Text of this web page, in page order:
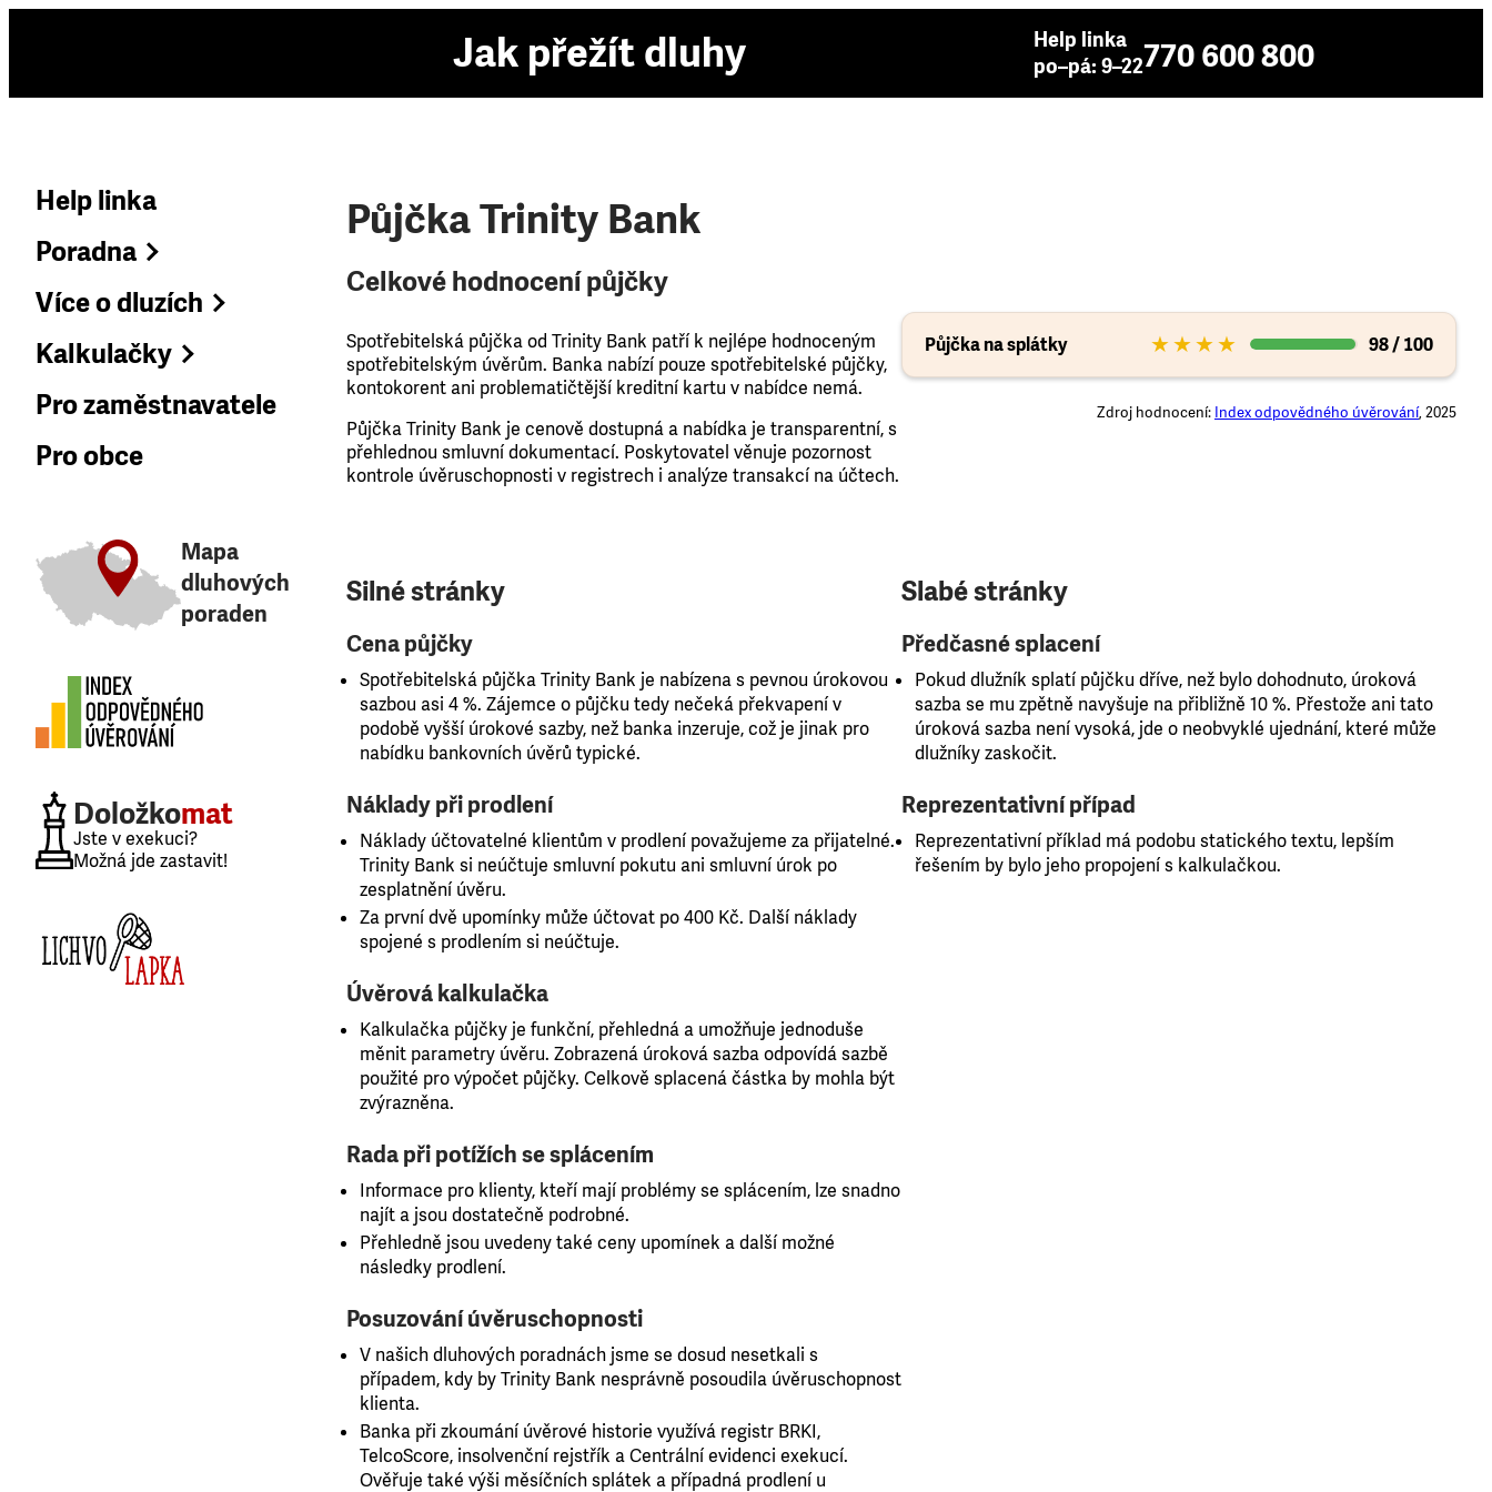
Jak přežít dluhy
Help linka
po–pá: 9–22770 600 800
Help linka
Poradna
Více o dluzích
Kalkulačky
Pro zaměstnavatele
Pro obce
Mapa
dluhových
poraden
Doložkomat
Jste v exekuci?
Možná jde zastavit!
Půjčka Trinity Bank
Celkové hodnocení půjčky
Spotřebitelská půjčka od Trinity Bank patří k nejlépe hodnoceným
spotřebitelským úvěrům. Banka nabízí pouze spotřebitelské půjčky,
kontokorent ani problematičtější kreditní kartu v nabídce nemá.
Půjčka Trinity Bank je cenově dostupná a nabídka je transparentní, s
přehlednou smluvní dokumentací. Poskytovatel věnuje pozornost
kontrole úvěruschopnosti v registrech i analýze transakcí na účtech.
Půjčka na splátky ★★★★ 98 / 100
Zdroj hodnocení: Index odpovědného úvěrování, 2025
Silné stránky
Cena půjčky
Spotřebitelská půjčka Trinity Bank je nabízena s pevnou úrokovou
sazbou asi 4 %. Zájemce o půjčku tedy nečeká překvapení v
podobě vyšší úrokové sazby, než banka inzeruje, což je jinak pro
nabídku bankovních úvěrů typické.
Náklady při prodlení
Náklady účtovatelné klientům v prodlení považujeme za přijatelné.
Trinity Bank si neúčtuje smluvní pokutu ani smluvní úrok po
zesplatnění úvěru.
Za první dvě upomínky může účtovat po 400 Kč. Další náklady
spojené s prodlením si neúčtuje.
Úvěrová kalkulačka
Kalkulačka půjčky je funkční, přehledná a umožňuje jednoduše
měnit parametry úvěru. Zobrazená úroková sazba odpovídá sazbě
použité pro výpočet půjčky. Celkově splacená částka by mohla být
zvýrazněna.
Rada při potížích se splácením
Informace pro klienty, kteří mají problémy se splácením, lze snadno
najít a jsou dostatečně podrobné.
Přehledně jsou uvedeny také ceny upomínek a další možné
následky prodlení.
Posuzování úvěruschopnosti
V našich dluhových poradnách jsme se dosud nesetkali s
případem, kdy by Trinity Bank nesprávně posoudila úvěruschopnost
klienta.
Banka při zkoumání úvěrové historie využívá registr BRKI,
TelcoScore, insolvenční rejstřík a Centrální evidenci exekucí.
Ověřuje také výši měsíčních splátek a případná prodlení u
Slabé stránky
Předčasné splacení
Pokud dlužník splatí půjčku dříve, než bylo dohodnuto, úroková
sazba se mu zpětně navyšuje na přibližně 10 %. Přestože ani tato
úroková sazba není vysoká, jde o neobvyklé ujednání, které může
dlužníky zaskočit.
Reprezentativní případ
Reprezentativní příklad má podobu statického textu, lepším
řešením by bylo jeho propojení s kalkulačkou.